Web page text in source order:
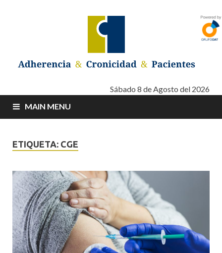
Adherencia –
Cronicidad –
Pacientes
Adherencia – Cronicidad – PacientesSábado 8 de Agosto del 2026
MAIN MENU
ETIQUETA: CGE